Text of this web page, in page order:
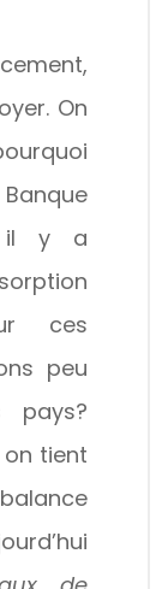
On
il y a
ces
peu
pays?
tient